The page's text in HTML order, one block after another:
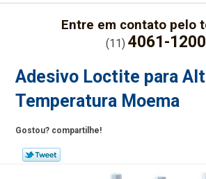
Entre em contato pelo
(11) 4061-1200
Adesivo Loctite para
Temperatura Moema
Gostou? compartilhe!